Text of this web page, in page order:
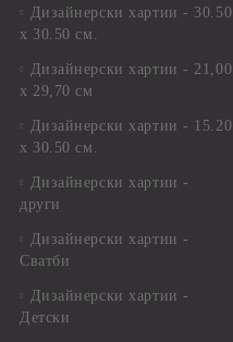
Дизайнерски хартии - 30.50
х 30.50 см.
Дизайнерски хартии - 21,00
х 29,70 см
Дизайнерски хартии - 15.20
x 30.50 см.
Дизайнерски хартии -
други
Дизайнерски хартии -
Сватби
Дизайнерски хартии -
Детски